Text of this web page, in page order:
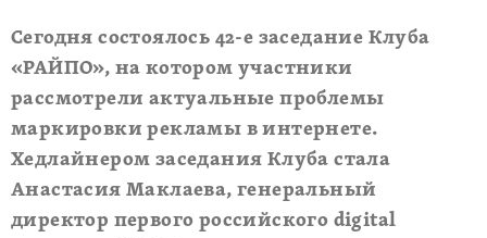
Сегодня состоялось 42-е заседание Клуба
«РАЙПО», на котором участники
рассмотрели актуальные проблемы
маркировки рекламы в интернете.
Хедлайнером заседания Клуба стала
Анастасия Маклаева, генеральный
директор первого российского digital